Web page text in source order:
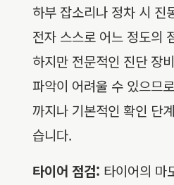
하부 잡소리나 정차 시 진
전자 스스로 어느 정도의
하지만 전문적인 진단 장
파악이 어려울 수 있으므
까지나 기본적인 확인 단
습니다.
타이어 점검: 타이어의 마